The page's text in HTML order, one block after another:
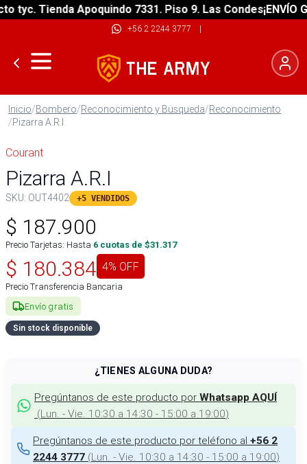
tyc. Tienda Apoquindo 7331. Piso 9. Las Condes¡ENVÍO
+56 2 2244 3777 |
Inicio/Bombero/Reconocimiento y Busqueda/Reconocimiento
/Pizarra A.R.I
Courant
Pizarra A.R.I
SKU: OUT4402 +5 VENDIDOS
$ 187.900
Precio Tarjetas: Hasta 6 cuotas de $31.317
$ 180.384 4% OFF
Precio Transferencia Bancaria
Envío gratis
Sin stock disponible
¿TIENES ALGUNA DUDA?
Pregúntanos de este producto por Whatsapp AQUÍ
(Lun. - Vie. 10:30 a 14:30 - 15:00 a 19:00)
Pregúntanos de este producto por teléfono al +56 2
2244 3777 (Lun. - Vie. 10:30 a 14:30 - 15:00 a 19:00)